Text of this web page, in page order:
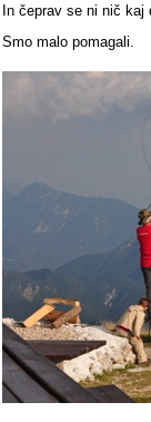
In čeprav se ni nič kaj
Smo malo pomagali.